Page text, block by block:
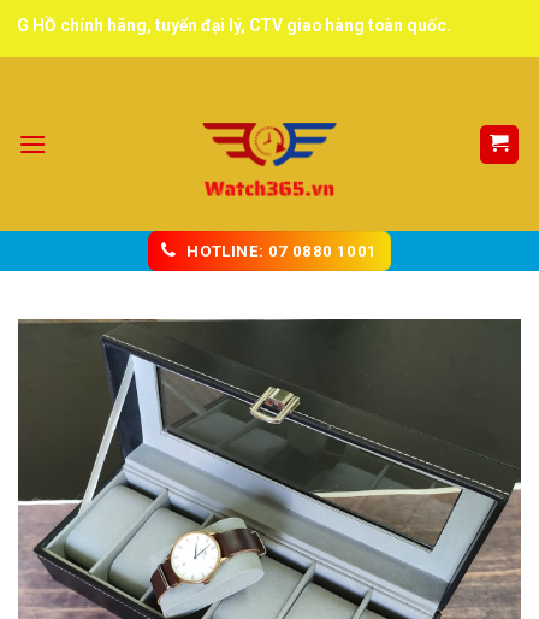
Skipchính hãng, tuyển đại lý, CTV giao hàng toàn quốc.
HOTLINE: 07 0880 1001